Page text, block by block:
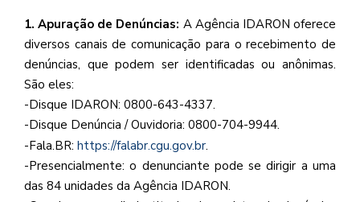
1. Apuração de Denúncias: A Agência IDARON oferece
diversos canais de comunicação para o recebimento de
denúncias, que podem ser identificadas ou anônimas.
São eles:
-Disque IDARON: 0800-643-4337.
-Disque Denúncia / Ouvidoria: 0800-704-9944.
-Fala.BR: https://falabr.cgu.gov.br.
-Presencialmente: o denunciante pode se dirigir a uma
das 84 unidades da Agência IDARON.